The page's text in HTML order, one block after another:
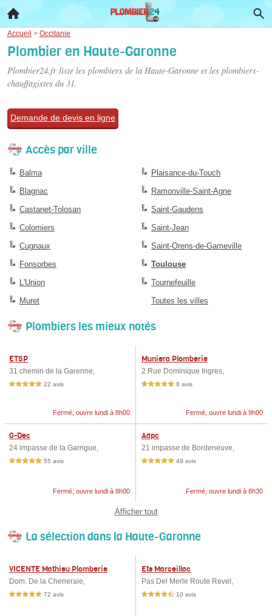
Accueil > Occitanie
Plombier en Haute-Garonne
Plombier24.fr liste les plombiers de la Haute-Garonne et les plombiers-
chauffagistes du 31.
Demande de devis en ligne
Accès par ville
Balma
Blagnac
Castanet-Tolosan
Colomiers
Cugnaux
Fonsorbes
L'Union
Muret
Plaisance-du-Touch
Ramonville-Saint-Agne
Saint-Gaudens
Saint-Jean
Saint-Orens-de-Gameville
Toulouse
Tournefeuille
Toutes les villes
Plombiers les mieux notés
ETSP
31 chemin de la Garenne,
5,0 étoiles sur 5 22 avis
Fermé, ouvre lundi à 8h00
Muniera Plomberie
2 Rue Dominique Ingres,
5,0 étoiles sur 5 8 avis
Fermé, ouvre lundi à 9h00
G-Dec
24 impasse de la Garrigue,
5,0 étoiles sur 5 55 avis
Fermé, ouvre lundi à 8h00
Adpc
21 impasse de Bordeneuve,
5,0 étoiles sur 5 49 avis
Fermé, ouvre lundi à 8h30
Afficher tout
La sélection dans la Haute-Garonne
VICENTE Mathieu Plomberie
Dom. De la Cheneraie,
5,0 étoiles sur 5 72 avis
Ets Marceillac
Pas Del Merle Route Revel,
4,5 étoiles sur 5 10 avis